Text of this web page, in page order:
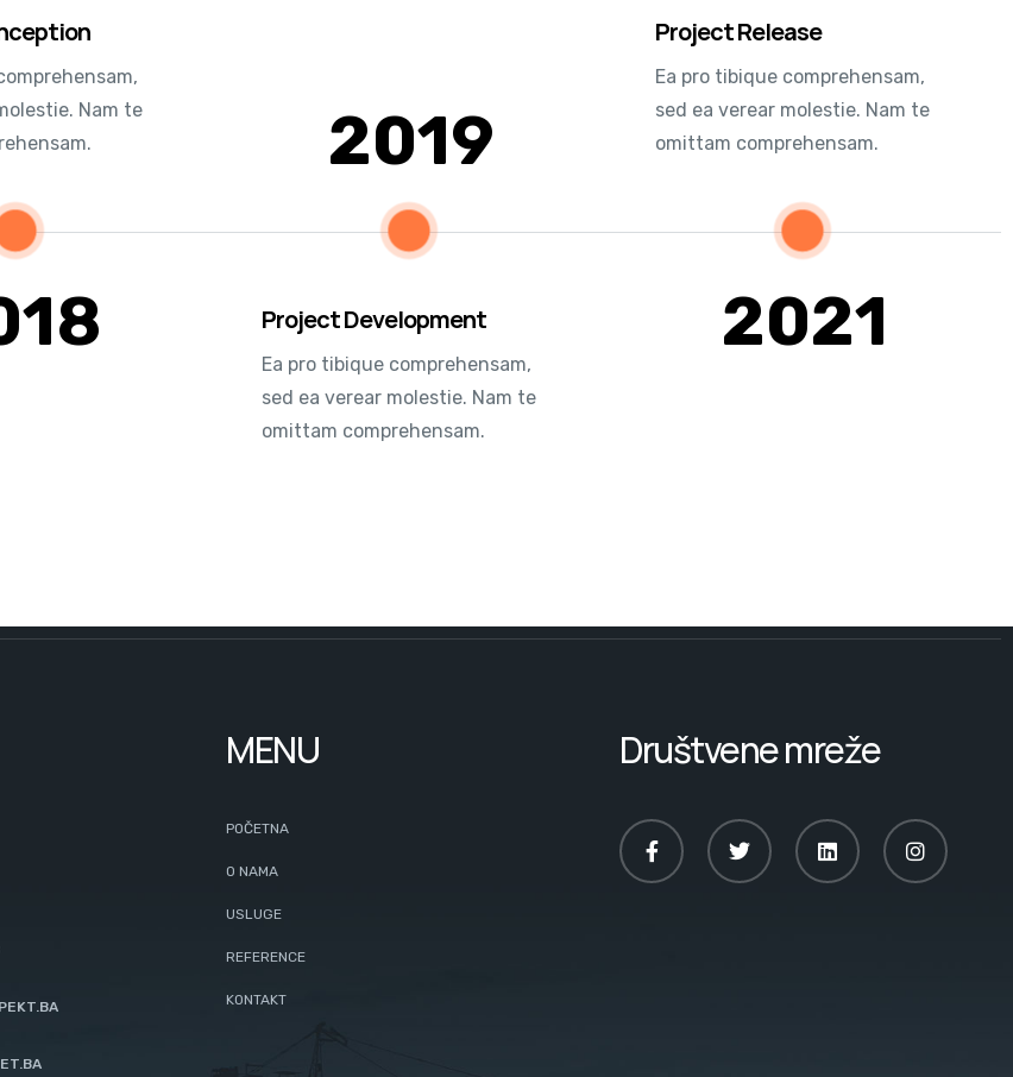
Nam te
2019
Project Development
Ea pro tibique comprehensam,
sed ea verear molestie. Nam te
omittam comprehensam.
2021
Project Release
Ea pro tibique comprehensam,
sed ea verear molestie. Nam te
omittam comprehensam.
MENU
POČETNA
O NAMA
USLUGE
REFERENCE
KONTAKT
Društvene mreže